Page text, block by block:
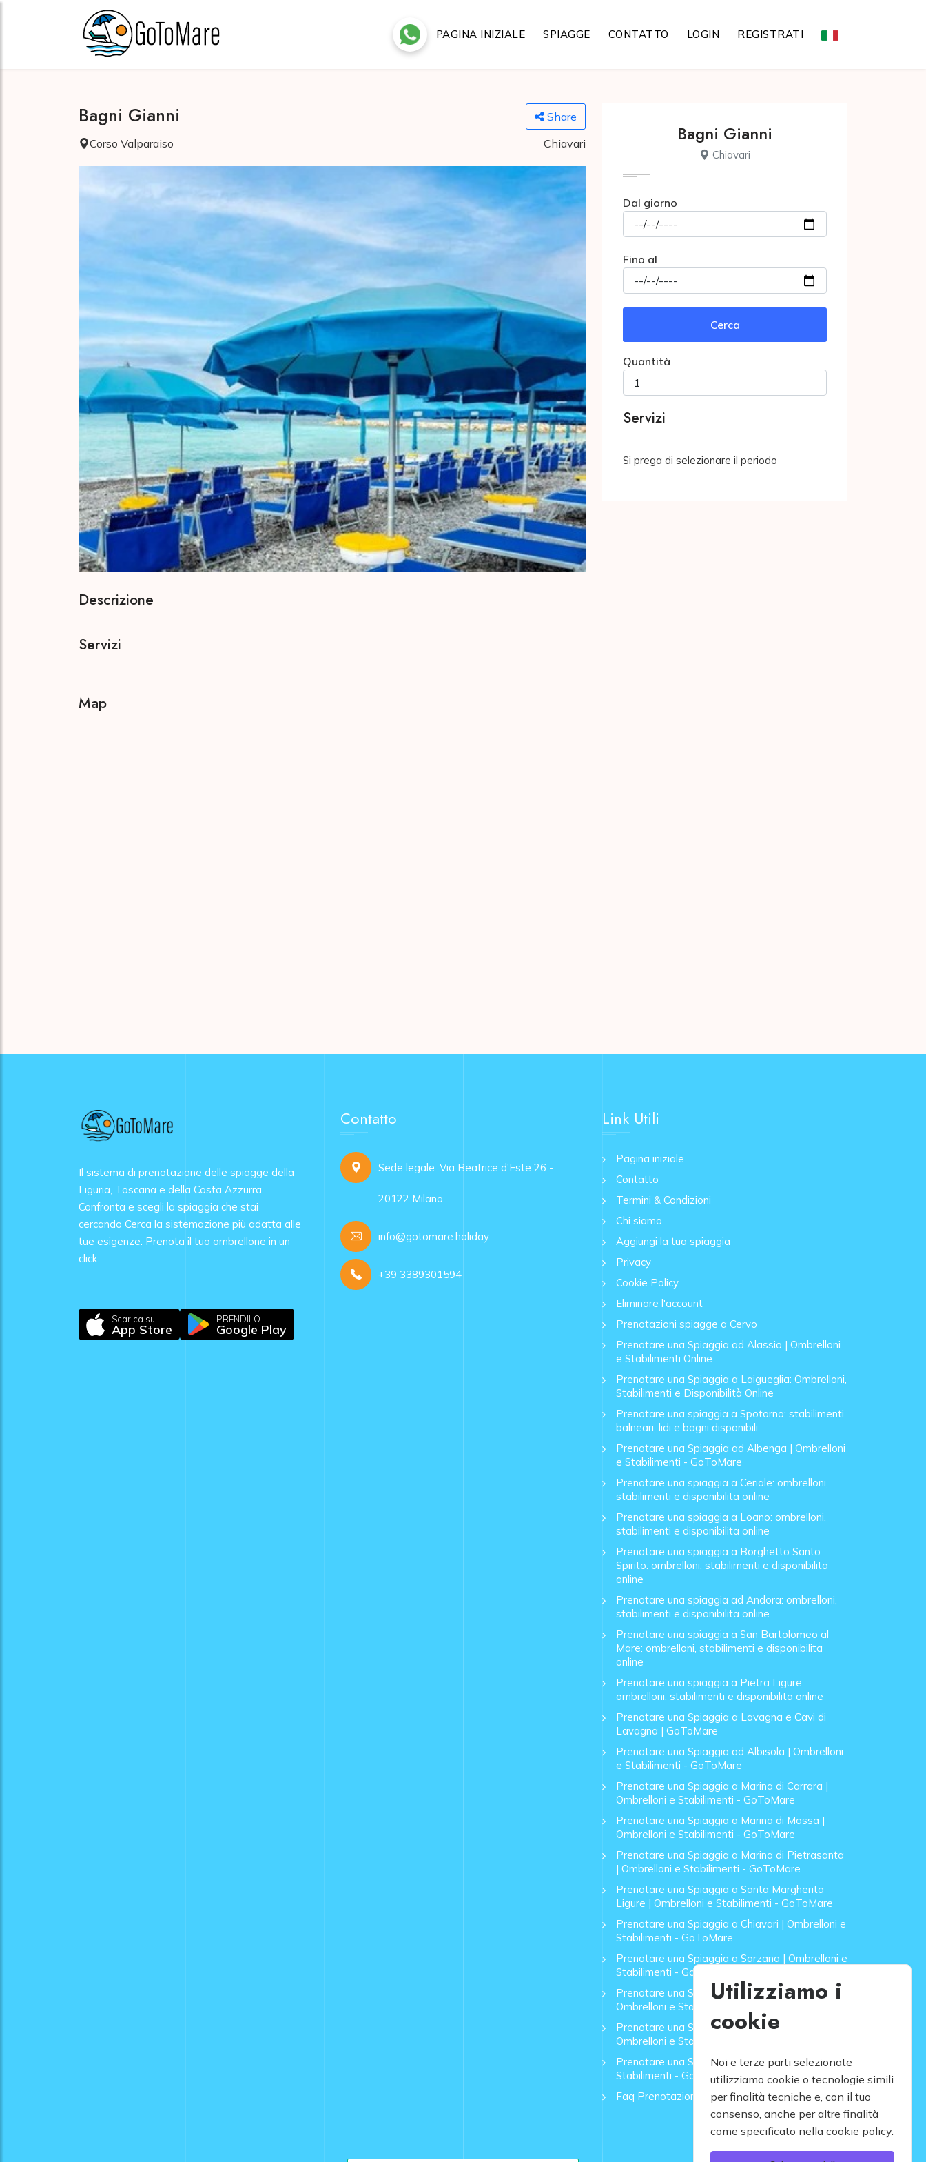
PAGINA INIZIALE SPIAGGE CONTATTO LOGIN REGISTRATI
Bagni Gianni
Share
Corso Valparaiso
Chiavari Bagni Gianni
Chiavari
Dal giorno
Fino al
Cerca
Quantità
Servizi
Si prega di selezionare il periodo
Descrizione
Servizi
Map
Il sistema di prenotazione delle spiagge della
Liguria, Toscana e della Costa Azzurra.
Confronta e scegli la spiaggia che stai
cercando Cerca la sistemazione più adatta alle
tue esigenze. Prenota il tuo ombrellone in un
click.
Scarica su
App Store
PRENDILO
Google Play
Contatto
Sede legale: Via Beatrice d'Este 26 -
20122 Milano
info@gotomare.holiday
+39 3389301594
Link Utili
Pagina iniziale
Contatto
Termini & Condizioni
Chi siamo
Aggiungi la tua spiaggia
Privacy
Cookie Policy
Eliminare l'account
Prenotazioni spiagge a Cervo
Prenotare una Spiaggia ad Alassio | Ombrelloni
e Stabilimenti Online
Prenotare una Spiaggia a Laigueglia: Ombrelloni,
Stabilimenti e Disponibilità Online
Prenotare una spiaggia a Spotorno: stabilimenti
balneari, lidi e bagni disponibili
Prenotare una Spiaggia ad Albenga | Ombrelloni
e Stabilimenti - GoToMare
Prenotare una spiaggia a Ceriale: ombrelloni,
stabilimenti e disponibilita online
Prenotare una spiaggia a Loano: ombrelloni,
stabilimenti e disponibilita online
Prenotare una spiaggia a Borghetto Santo
Spirito: ombrelloni, stabilimenti e disponibilita
online
Prenotare una spiaggia ad Andora: ombrelloni,
stabilimenti e disponibilita online
Prenotare una spiaggia a San Bartolomeo al
Mare: ombrelloni, stabilimenti e disponibilita
online
Prenotare una spiaggia a Pietra Ligure:
ombrelloni, stabilimenti e disponibilita online
Prenotare una Spiaggia a Lavagna e Cavi di
Lavagna | GoToMare
Prenotare una Spiaggia ad Albisola | Ombrelloni
e Stabilimenti - GoToMare
Prenotare una Spiaggia a Marina di Carrara |
Ombrelloni e Stabilimenti - GoToMare
Prenotare una Spiaggia a Marina di Massa |
Ombrelloni e Stabilimenti - GoToMare
Prenotare una Spiaggia a Marina di Pietrasanta
| Ombrelloni e Stabilimenti - GoToMare
Prenotare una Spiaggia a Santa Margherita
Ligure | Ombrelloni e Stabilimenti - GoToMare
Prenotare una Spiaggia a Chiavari | Ombrelloni e
Stabilimenti - GoToMare
Prenotare una Spiaggia a Sarzana | Ombrelloni e
Stabilimenti - GoToMare
Prenotare una Spiaggia a Forte dei Marmi |
Ombrelloni e Stabilimenti - GoToMare
Prenotare una Spiaggia a Lido di Camaiore |
Ombrelloni e Stabilimenti - GoToMare
Prenotare una Spiaggia a Rapallo | Ombrelloni e
Stabilimenti - GoToMare
Faq Prenotazione Spiagge
Utilizziamo i
cookie
Noi e terze parti selezionate
utilizziamo cookie o tecnologie simili
per finalità tecniche e, con il tuo
consenso, anche per altre finalità
come specificato nella cookie policy.